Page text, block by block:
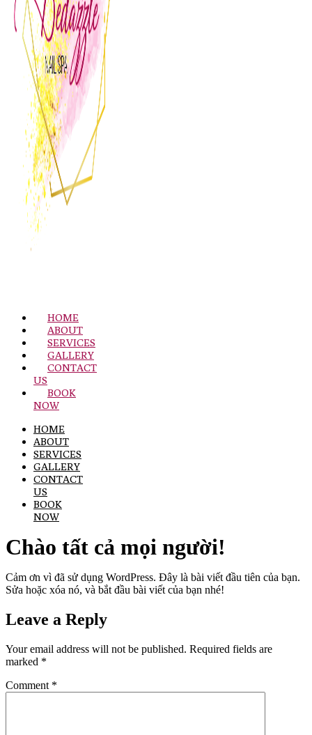
HOME
ABOUT
SERVICES
GALLERY
CONTACT
US
BOOK
NOW
HOME
ABOUT
SERVICES
GALLERY
CONTACT
US
BOOK
NOW
Chào tất cả mọi người!
Cảm ơn vì đã sử dụng WordPress. Đây là bài viết đầu tiên của bạn.
Sửa hoặc xóa nó, và bắt đầu bài viết của bạn nhé!
Leave a Reply
Your email address will not be published. Required fields are
marked *
Comment *